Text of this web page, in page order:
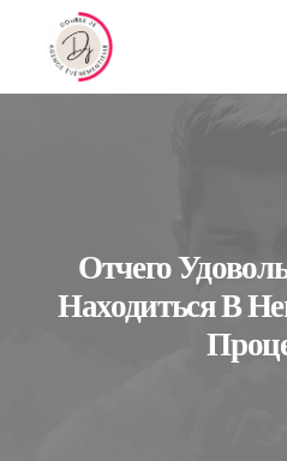
Отчего
Находиться В